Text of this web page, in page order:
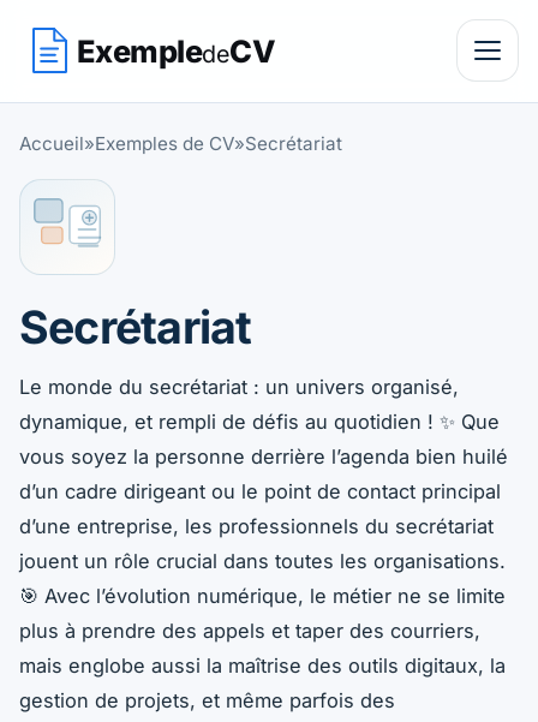
ExempledeCV
Accueil»Exemples de CV»Secrétariat
Exemples de CV Secrétariat — Retrouvez tous les
Secrétariat
Le monde du secrétariat : un univers organisé,
dynamique, et rempli de défis au quotidien ! ✨ Que
vous soyez la personne derrière l’agenda bien huilé
d’un cadre dirigeant ou le point de contact principal
d’une entreprise, les professionnels du secrétariat
jouent un rôle crucial dans toutes les organisations.
🎯 Avec l’évolution numérique, le métier ne se limite
plus à prendre des appels et taper des courriers,
mais englobe aussi la maîtrise des outils digitaux, la
gestion de projets, et même parfois des